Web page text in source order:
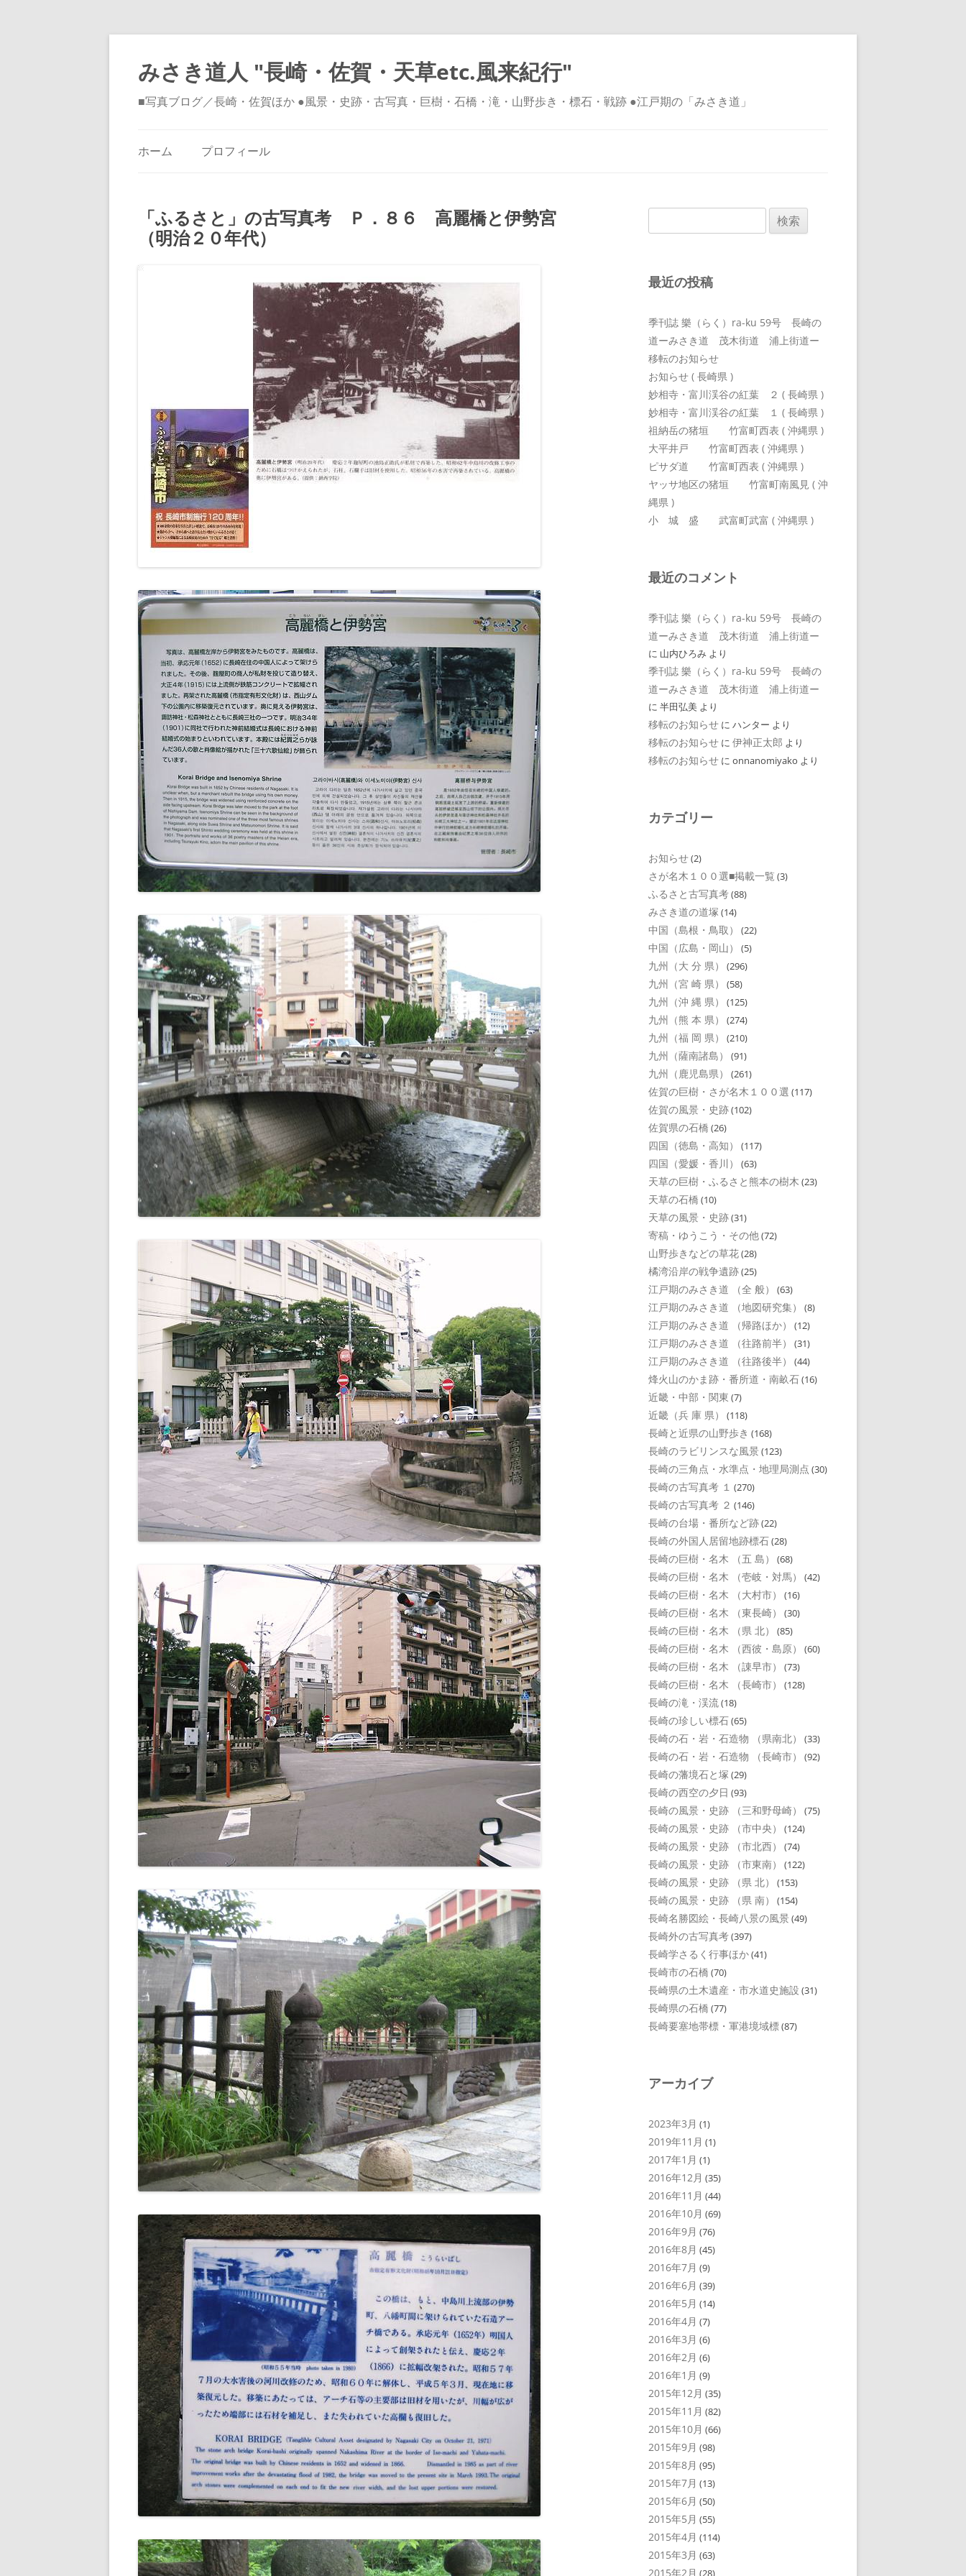
みさき道人 "長崎・佐賀・天草etc.風来紀行"
■写真ブログ／長崎・佐賀ほか ●風景・史跡・古写真・巨樹・石橋・滝・山野歩き・標石・戦跡 ●江戸期の「みさき道」
ッ
プ
ホーム プロフィール
「ふるさと」の古写真考 Ｐ．８６ 高麗橋と伊勢宮
（明治２０年代）
索:
最近の投稿
季刊誌 樂（らく）ra-ku 59号 長崎の
道ーみさき道 茂木街道 浦上街道ー
移転のお知らせ
お知らせ ( 長崎県 )
妙相寺・富川渓谷の紅葉 ２ ( 長崎県 )
妙相寺・富川渓谷の紅葉 １ ( 長崎県 )
祖納岳の猪垣 竹富町西表 ( 沖縄県 )
大平井戸 竹富町西表 ( 沖縄県 )
ピサダ道 竹富町西表 ( 沖縄県 )
ヤッサ地区の猪垣 竹富町南風見 ( 沖
縄県 )
小 城 盛 武富町武富 ( 沖縄県 )
最近のコメント
季刊誌 樂（らく）ra-ku 59号 長崎の
道ーみさき道 茂木街道 浦上街道ー
に 山内ひろみ より
季刊誌 樂（らく）ra-ku 59号 長崎の
道ーみさき道 茂木街道 浦上街道ー
に 半田弘美 より
移転のお知らせ に ハンター より
移転のお知らせ に 伊神正太郎 より
移転のお知らせ に onnanomiyako より
カテゴリー
お知らせ(2)
さが名木１００選■掲載一覧 (3)
ふるさと古写真考(88)
みさき道の道塚 (14)
中国（島根・鳥取） (22)
中国（広島・岡山） (5)
九州（大 分 県） (296)
九州（宮 崎 県） (58)
九州（沖 縄 県） (125)
九州（熊 本 県） (274)
九州（福 岡 県） (210)
九州（薩南諸島） (91)
九州（鹿児島県） (261)
佐賀の巨樹・さが名木１００選 (117)
佐賀の風景・史跡(102)
佐賀県の石橋 (26)
四国（徳島・高知） (117)
四国（愛媛・香川） (63)
天草の巨樹・ふるさと熊本の樹木 (23)
天草の石橋 (10)
天草の風景・史跡(31)
寄稿・ゆうこう・その他(72)
山野歩きなどの草花(28)
橘湾沿岸の戦争遺跡(25)
江戸期のみさき道 （全 般） (63)
江戸期のみさき道 （地図研究集） (8)
江戸期のみさき道 （帰路ほか） (12)
江戸期のみさき道 （往路前半） (31)
江戸期のみさき道 （往路後半） (44)
烽火山のかま跡・番所道・南畝石(16)
近畿・中部・関東 (7)
近畿（兵 庫 県） (118)
長崎と近県の山野歩き (168)
長崎のラビリンスな風景 (123)
長崎の三角点・水準点・地理局測点 (30)
長崎の古写真考 １ (270)
長崎の古写真考 ２ (146)
長崎の台場・番所など跡(22)
長崎の外国人居留地跡標石(28)
長崎の巨樹・名木 （五 島） (68)
長崎の巨樹・名木 （壱岐・対馬） (42)
長崎の巨樹・名木 （大村市） (16)
長崎の巨樹・名木 （東長崎） (30)
長崎の巨樹・名木 （県 北） (85)
長崎の巨樹・名木 （西彼・島原） (60)
長崎の巨樹・名木 （諌早市） (73)
長崎の巨樹・名木 （長崎市） (128)
長崎の滝・渓流(18)
長崎の珍しい標石(65)
長崎の石・岩・石造物 （県南北） (33)
長崎の石・岩・石造物 （長崎市） (92)
長崎の藩境石と塚 (29)
長崎の西空の夕日 (93)
長崎の風景・史跡 （三和野母崎） (75)
長崎の風景・史跡 （市中央） (124)
長崎の風景・史跡 （市北西） (74)
長崎の風景・史跡 （市東南） (122)
長崎の風景・史跡 （県 北） (153)
長崎の風景・史跡 （県 南） (154)
長崎名勝図絵・長崎八景の風景 (49)
長崎外の古写真考(397)
長崎学さるく行事ほか(41)
長崎市の石橋 (70)
長崎県の土木遺産・市水道史施設 (31)
長崎県の石橋 (77)
長崎要塞地帯標・軍港境域標(87)
アーカイブ
2023年3月 (1)
2019年11月 (1)
2017年1月 (1)
2016年12月 (35)
2016年11月 (44)
2016年10月 (69)
2016年9月 (76)
2016年8月 (45)
2016年7月 (9)
2016年6月 (39)
2016年5月 (14)
2016年4月 (7)
2016年3月 (6)
2016年2月 (6)
2016年1月 (9)
2015年12月 (35)
2015年11月 (82)
2015年10月 (66)
2015年9月 (98)
2015年8月 (95)
2015年7月 (13)
2015年6月 (50)
2015年5月 (55)
2015年4月 (114)
2015年3月 (63)
2015年2月 (28)